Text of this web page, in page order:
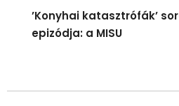
gyerek vagyok. Azt hiszem,
Persze így is van: anyám
’Konyhai katasztrófák’
epizódja: a MISU